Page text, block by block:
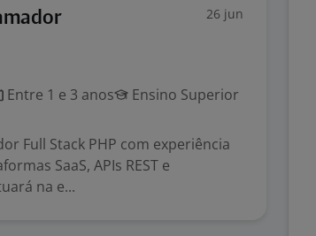
26 jun
Entre 1 e 3 anos
Ensino Superior
Full Stack PHP com experiência
SaaS, APIs REST e
na e...